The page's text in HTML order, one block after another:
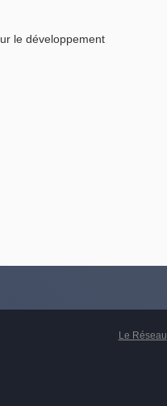
le développement
Le Réseau